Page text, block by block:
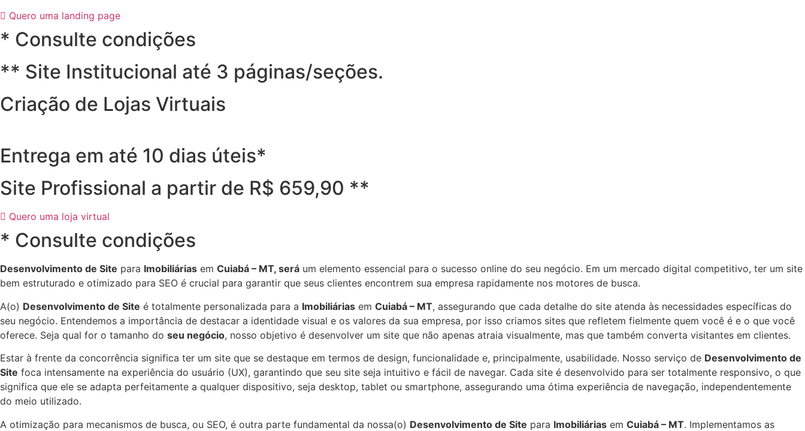
Quero uma landing page
* Consulte condições
** Site Institucional até 3 páginas/seções.
Criação de Lojas Virtuais
Entrega em até 10 dias úteis*
Site Profissional a partir de R$ 659,90 **
Quero uma loja virtual
* Consulte condições
Desenvolvimento de Site para Imobiliárias em Cuiabá – MT, será um elemento essencial para o sucesso online do seu negócio. Em um mercado digital competitivo, ter um site
bem estruturado e otimizado para SEO é crucial para garantir que seus clientes encontrem sua empresa rapidamente nos motores de busca.
A(o) Desenvolvimento de Site é totalmente personalizada para a Imobiliárias em Cuiabá – MT, assegurando que cada detalhe do site atenda às necessidades específicas do
seu negócio. Entendemos a importância de destacar a identidade visual e os valores da sua empresa, por isso criamos sites que refletem fielmente quem você é e o que você
oferece. Seja qual for o tamanho do seu negócio, nosso objetivo é desenvolver um site que não apenas atraia visualmente, mas que também converta visitantes em clientes.
Estar à frente da concorrência significa ter um site que se destaque em termos de design, funcionalidade e, principalmente, usabilidade. Nosso serviço de Desenvolvimento de
Site foca intensamente na experiência do usuário (UX), garantindo que seu site seja intuitivo e fácil de navegar. Cada site é desenvolvido para ser totalmente responsivo, o que
significa que ele se adapta perfeitamente a qualquer dispositivo, seja desktop, tablet ou smartphone, assegurando uma ótima experiência de navegação, independentemente
do meio utilizado.
A otimização para mecanismos de busca, ou SEO, é outra parte fundamental da nossa(o) Desenvolvimento de Site para Imobiliárias em Cuiabá – MT. Implementamos as